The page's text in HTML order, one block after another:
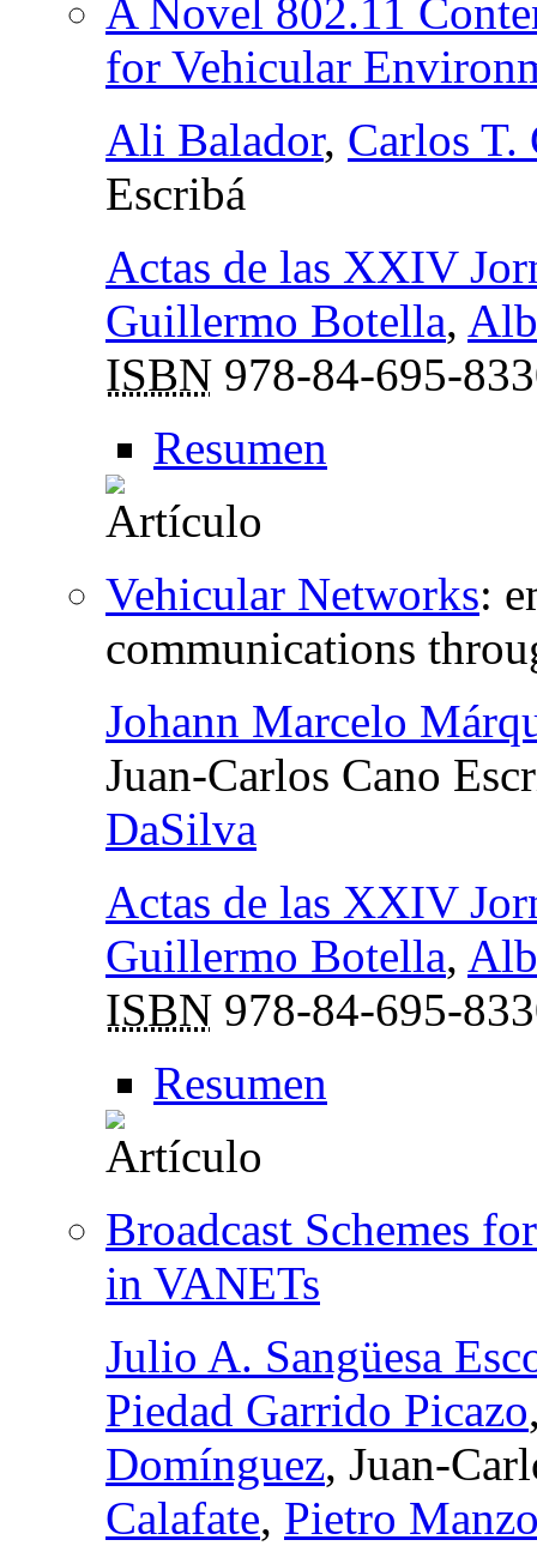
A Novel 802.11
for Vehicular
Ali Balador, Carlos T.
Escribá
Actas de las XXIV
Guillermo Botella,
ISBN 978-84-695-
Resumen
Vehicular Networks:
communications
Johann Marcelo
Juan-Carlos Cano
DaSilva
Actas de las XXIV
Guillermo Botella,
ISBN 978-84-695-
Resumen
Broadcast Schemes
in VANETs
Julio A. Sangüesa
Piedad Garrido Picazo
Domínguez, Juan-
Calafate, Pietro